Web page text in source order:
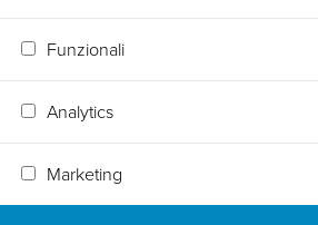
Funzionali
Analytics
Marketing
Tel.+39 0461 986120